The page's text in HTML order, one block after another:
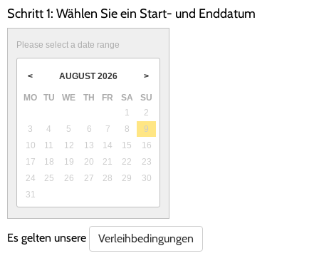
Schritt 1: Wählen Sie ein Start- und Enddatum
Please select a date range
< AUGUST 2026 >
MO TU WE TH FR SA
SU
1
2
3
4 5 6 7 8
9
10
11 12 13 14 15
16
17
18 19 20 21 22
23
24
25 26 27 28 29
30
31
Es gelten unsere Verleihbedingungen